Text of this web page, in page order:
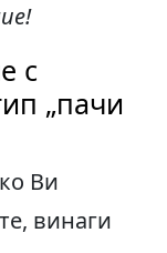
с
„пачи
Ви
винаги